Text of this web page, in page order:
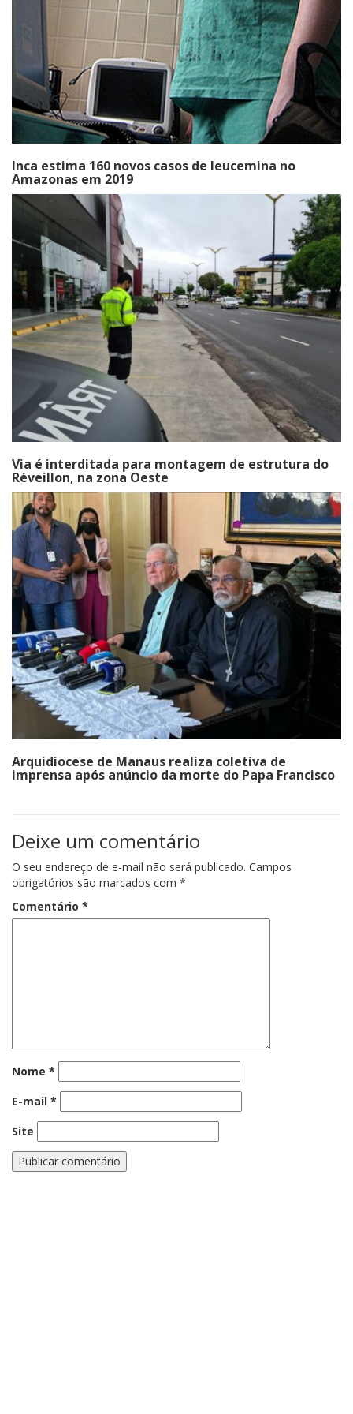
Inca estima 160 novos casos de leucemina no
Amazonas em 2019
Via é interditada para montagem de estrutura do
Réveillon, na zona Oeste
Arquidiocese de Manaus realiza coletiva de
imprensa após anúncio da morte do Papa Francisco
Deixe um comentário
O seu endereço de e-mail não será publicado. Campos
obrigatórios são marcados com *
Comentário *
Nome *
E-mail *
Site